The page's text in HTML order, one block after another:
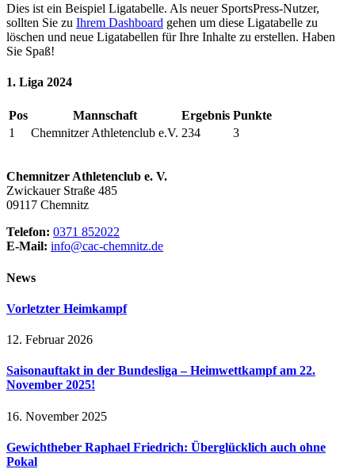
Dies ist ein Beispiel Ligatabelle. Als neuer SportsPress-Nutzer,
sollten Sie zu Ihrem Dashboard gehen um diese Ligatabelle zu
löschen und neue Ligatabellen für Ihre Inhalte zu erstellen. Haben
Sie Spaß!
1. Liga 2024
Pos Mannschaft Ergebnis Punkte
1
Chemnitzer Athletenclub e.V. 234 3
Chemnitzer Athletenclub e. V.
Zwickauer Straße 485
09117 Chemnitz
Telefon: 0371 852022
E-Mail: info@cac-chemnitz.de
News
Vorletzter Heimkampf
12. Februar 2026
Saisonauftakt in der Bundesliga – Heimwettkampf am 22.
November 2025!
16. November 2025
Gewichtheber Raphael Friedrich: Überglücklich auch ohne
Pokal